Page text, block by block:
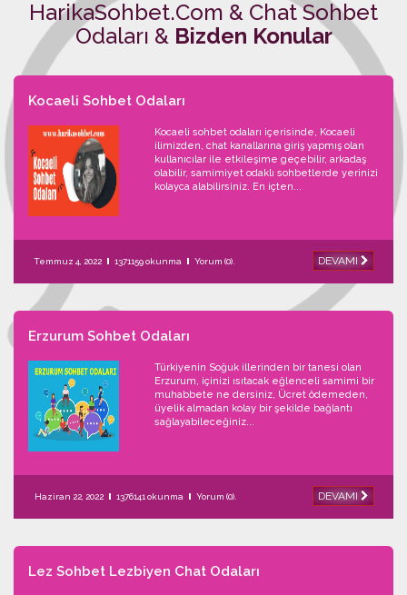
HarikaSohbet.Com & Chat Sohbet
Odaları & Bizden Konular
Kocaeli Sohbet Odaları
Kocaeli sohbet odaları içerisinde, Kocaeli
ilimizden, chat kanallarına giriş yapmış olan
kullanıcılar ile etkileşime geçebilir, arkadaş
olabilir, samimiyet odaklı sohbetlerde yerinizi
kolayca alabilirsiniz. En içten...
Temmuz 4, 2022 1371159 okunma Yorum (0). DEVAMI
Erzurum Sohbet Odaları
Türkiyenin Soğuk illerinden bir tanesi olan
Erzurum, içinizi ısıtacak eğlenceli samimi bir
muhabbete ne dersiniz, Ücret ödemeden,
üyelik almadan kolay bir şekilde bağlantı
sağlayabileceğiniz...
Haziran 22, 2022 1376141 okunma Yorum (0). DEVAMI
Lez Sohbet Lezbiyen Chat Odaları